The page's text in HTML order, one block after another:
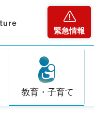
緊急情報
教育・子育て